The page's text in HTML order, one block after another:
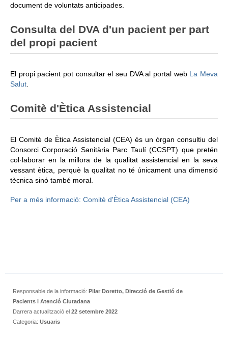
document de voluntats anticipades.
Consulta del DVA d'un pacient per part
del propi pacient
El propi pacient pot consultar el seu DVA al portal web La Meva
Salut.
Comitè d'Ètica Assistencial
El Comitè de Ètica Assistencial (CEA) és un òrgan consultiu del
Consorci Corporació Sanitària Parc Taulí (CCSPT) que pretén
col·laborar en la millora de la qualitat assistencial en la seva
vessant ètica, perquè la qualitat no té únicament una dimensió
tècnica sinó també moral.
Per a més informació: Comitè d'Ètica Assistencial (CEA)
Responsable de la informació: Pilar Doretto, Direcció de Gestió de
Pacients i Atenció Ciutadana
Darrera actualització el 22 setembre 2022
Categoria: Usuaris